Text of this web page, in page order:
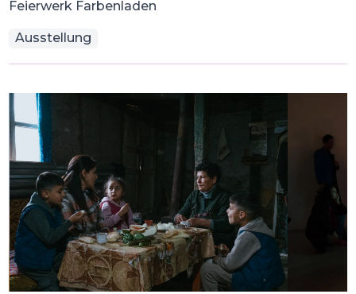
Feierwerk Farbenladen
Ausstellung